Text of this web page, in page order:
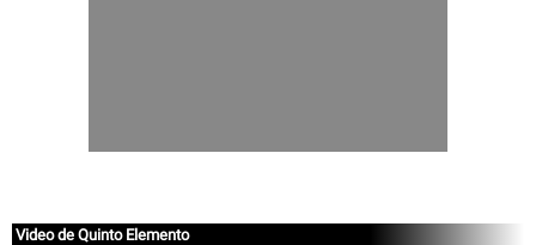
Video de Quinto Elemento